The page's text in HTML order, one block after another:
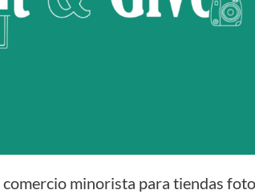
comercio minorista para tiendas